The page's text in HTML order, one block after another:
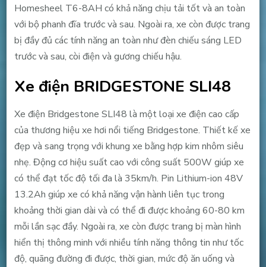
Homesheel T6-8AH có khả năng chịu tải tốt và an toàn
với bộ phanh đĩa trước và sau. Ngoài ra, xe còn được trang
bị đầy đủ các tính năng an toàn như đèn chiếu sáng LED
trước và sau, còi điện và gương chiếu hậu.
Xe điện BRIDGESTONE SLI48
Xe điện Bridgestone SLI48 là một loại xe điện cao cấp
của thương hiệu xe hơi nổi tiếng Bridgestone. Thiết kế xe
đẹp và sang trọng với khung xe bằng hợp kim nhôm siêu
nhẹ. Động cơ hiệu suất cao với công suất 500W giúp xe
có thể đạt tốc độ tối đa là 35km/h. Pin Lithium-ion 48V
13.2Ah giúp xe có khả năng vận hành liên tục trong
khoảng thời gian dài và có thể đi được khoảng 60-80 km
mỗi lần sạc đầy. Ngoài ra, xe còn được trang bị màn hình
hiển thị thông minh với nhiều tính năng thông tin như tốc
độ, quãng đường đi được, thời gian, mức độ ăn uống và